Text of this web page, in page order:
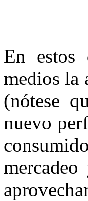
En estos
medios la
(nótese
nuevo